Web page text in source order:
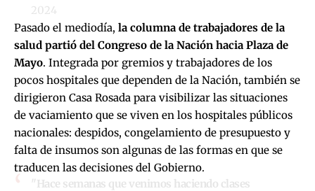
2024
Pasado el mediodía, la columna de trabajadores de la
salud partió del Congreso de la Nación hacia Plaza de
Mayo. Integrada por gremios y trabajadores de los
pocos hospitales que dependen de la Nación, también se
dirigieron Casa Rosada para visibilizar las situaciones
de vaciamiento que se viven en los hospitales públicos
nacionales: despidos, congelamiento de presupuesto y
falta de insumos son algunas de las formas en que se
traducen las decisiones del Gobierno.
"Hace semanas que venimos haciendo clases